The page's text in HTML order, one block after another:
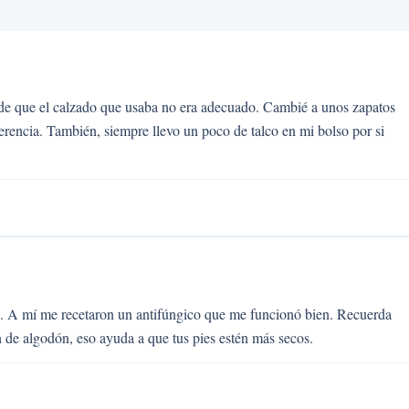
que el calzado que usaba no era adecuado. Cambié a unos zapatos
También, siempre llevo un poco de talco en mi bolso por si
A mí me recetaron un antifúngico que me funcionó bien. Recuerda
algodón, eso ayuda a que tus pies estén más secos.